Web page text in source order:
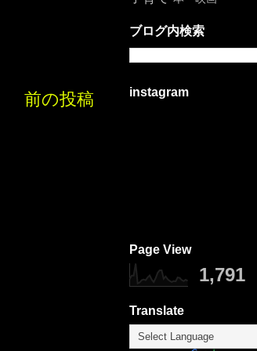
前の投稿
ブログ内検索
instagram
Page View
1,791
Translate